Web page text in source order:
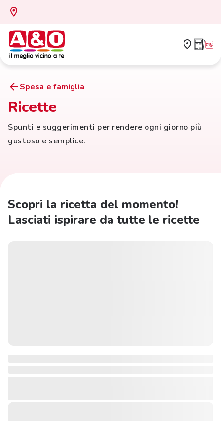
Spesa e famiglia
Ricette
Spunti e suggerimenti per rendere ogni giorno più
gustoso e semplice.
Scopri la ricetta del momento!
Lasciati ispirare da tutte le ricette